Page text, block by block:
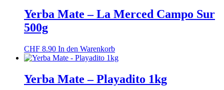
Yerba Mate – La Merced Campo Sur
500g
CHF 8.90 In den Warenkorb
Yerba Mate – Playadito 1kg